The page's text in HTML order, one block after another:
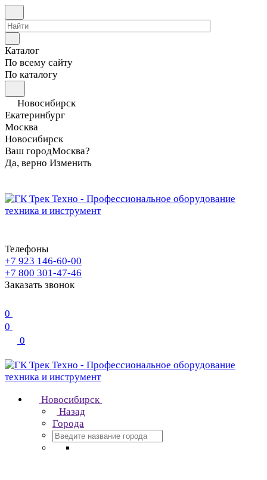
Каталог
По всему сайту
По каталогу
Новосибирск
Екатеринбург
Москва
Новосибирск
Ваш городМосква?
Да, верно Изменить
Телефоны
+7 923 146-60-00
+7 800 301-47-46
Заказать звонок
0
0
0
Новосибирск
Назад
Города